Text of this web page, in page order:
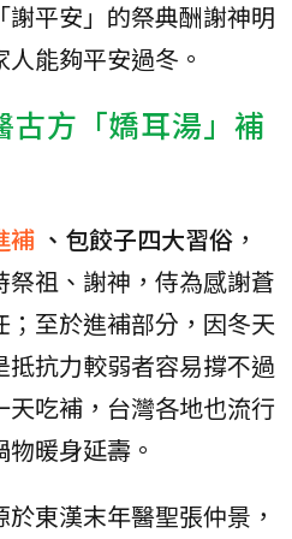
平安」的祭典酬謝神明
能夠平安過冬。
古方 「嬌耳湯」 補
補 、包餃子四大習俗 ，
祖、謝神，侍為感謝蒼
至於進補部分，因冬天
抗力較弱者容易撐不過
吃補，台灣各地也流行
暖身延壽。
東漢末年醫聖張仲景，